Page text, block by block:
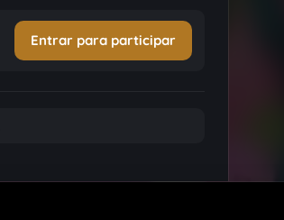
Entrar para participar